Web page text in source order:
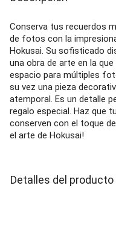
Conserva tus recuerdos
de fotos con la
Hokusai. Su sofisticado
una obra de arte en la
espacio para múltiples
su vez una pieza
atemporal. Es un detalle
regalo especial. Haz que
conserven con el toque
el arte de Hokusai!
Detalles del producto